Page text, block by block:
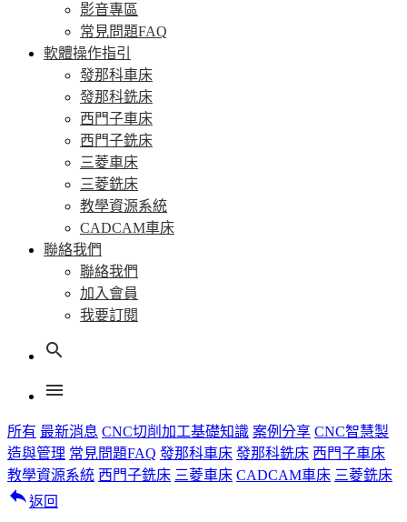
影音專區
常見問題FAQ
軟體操作指引
發那科車床
發那科銑床
西門子車床
西門子銑床
三菱車床
三菱銑床
教學資源系統
CADCAM車床
聯絡我們
聯絡我們
加入會員
我要訂閱
search
menu
所有 最新消息 CNC切削加工基礎知識 案例分享 CNC智慧製
造與管理 常見問題FAQ 發那科車床 發那科銑床 西門子車床
教學資源系統 西門子銑床 三菱車床 CADCAM車床 三菱銑床
reply返回